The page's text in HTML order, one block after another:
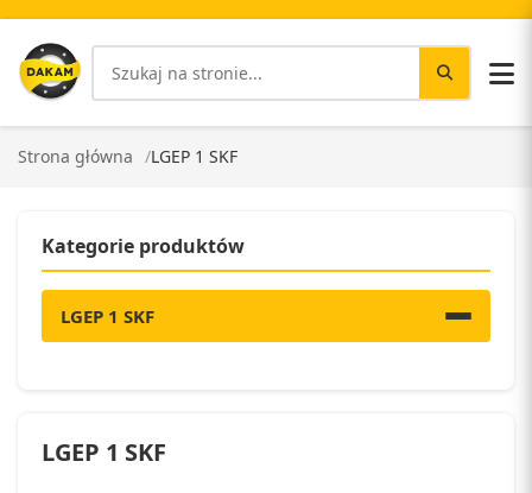
Strona główna LGEP 1 SKF
Kategorie produktów
LGEP 1 SKF
LGEP 1 SKF